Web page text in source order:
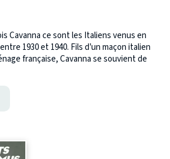
Cavanna ce sont les Italiens venus en
1930 et 1940. Fils d’un maçon italien
française, Cavanna se souvient de